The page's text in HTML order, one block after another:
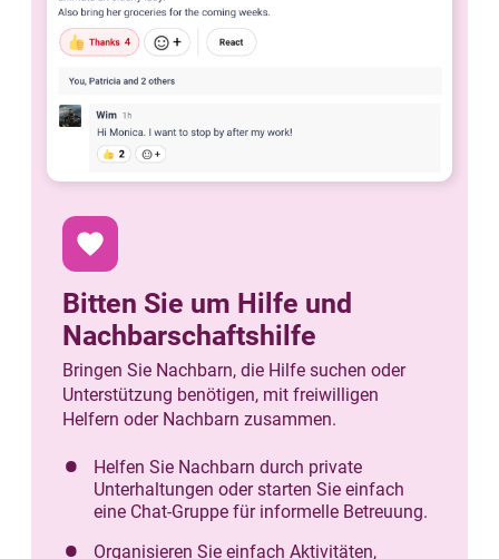
favorite
Bitten Sie um Hilfe und
Nachbarschaftshilfe
Bringen Sie Nachbarn, die Hilfe suchen oder
Unterstützung benötigen, mit freiwilligen
Helfern oder Nachbarn zusammen.
Helfen Sie Nachbarn durch private
Unterhaltungen oder starten Sie einfach
eine Chat-Gruppe für informelle Betreuung.
Organisieren Sie einfach Aktivitäten,